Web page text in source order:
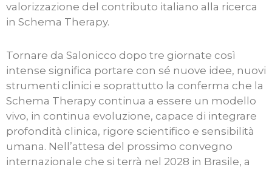
valorizzazione del contributo italiano alla ricerca
in Schema Therapy.
Tornare da Salonicco dopo tre giornate così
intense significa portare con sé nuove idee, nuovi
strumenti clinici e soprattutto la conferma che la
Schema Therapy continua a essere un modello
vivo, in continua evoluzione, capace di integrare
profondità clinica, rigore scientifico e sensibilità
umana. Nell’attesa del prossimo convegno
internazionale che si terrà nel 2028 in Brasile, a